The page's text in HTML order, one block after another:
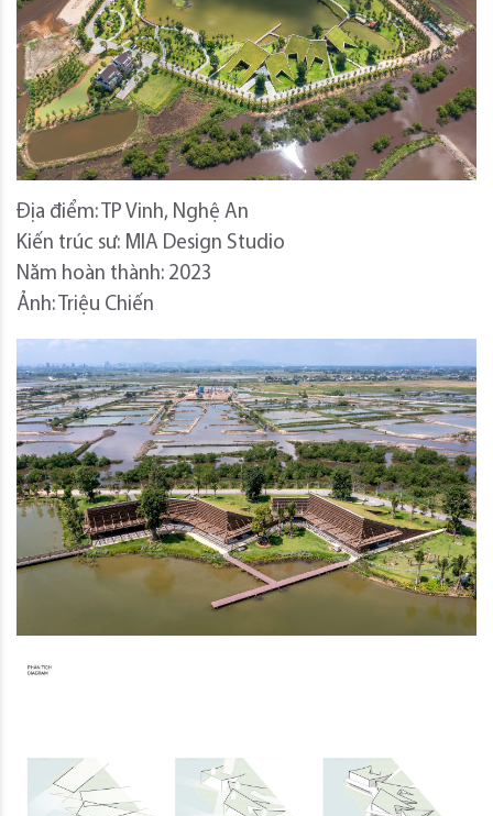
Địa điểm: TP Vinh, Nghệ An
Kiến trúc sư: MIA Design Studio
Năm hoàn thành: 2023
Ảnh: Triệu Chiến